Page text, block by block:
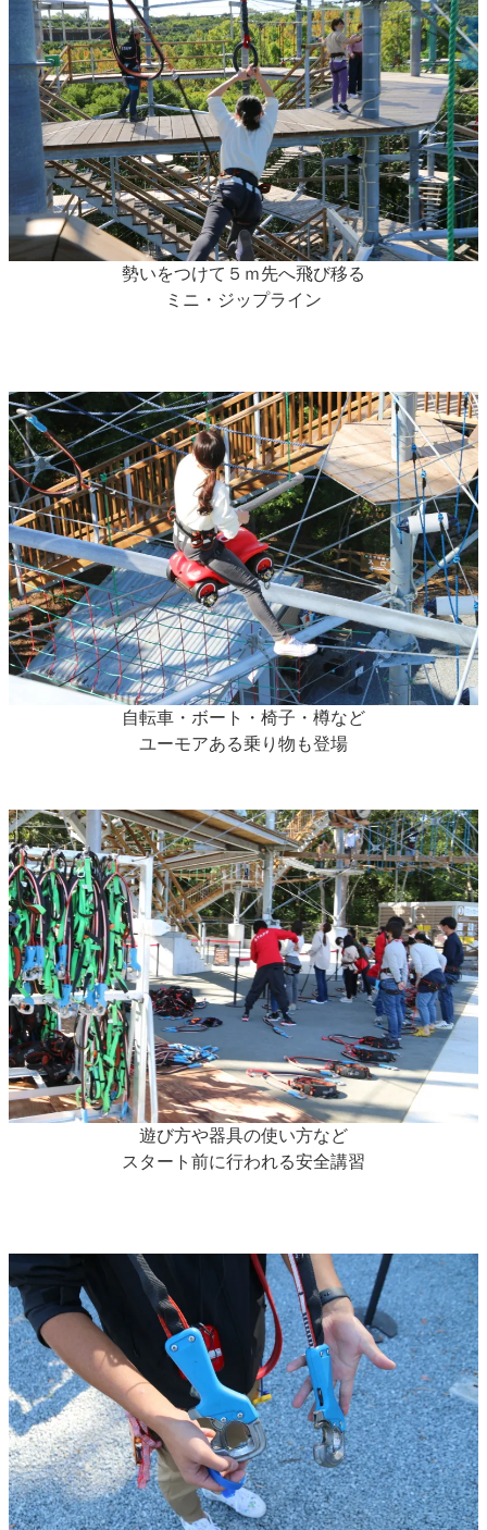
勢いをつけて５ｍ先へ飛び移る
ミニ・ジップライン
自転車・ボート・椅子・樽など
ユーモアある乗り物も登場
遊び方や器具の使い方など
スタート前に行われる安全講習